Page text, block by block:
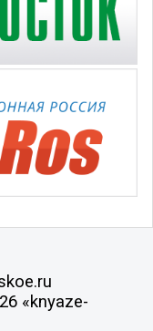
«knyaze-